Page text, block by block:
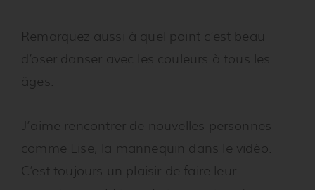
Remarquez aussi à quel point c’est beau
d’oser danser avec les couleurs à tous les
âges.
J’aime rencontrer de nouvelles personnes
comme Lise, la mannequin dans le vidéo.
C’est toujours un plaisir de faire leur